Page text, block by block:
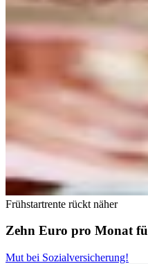
Frühstartrente rückt näher
Zehn Euro pro Monat
Mut bei Sozialversicherung!